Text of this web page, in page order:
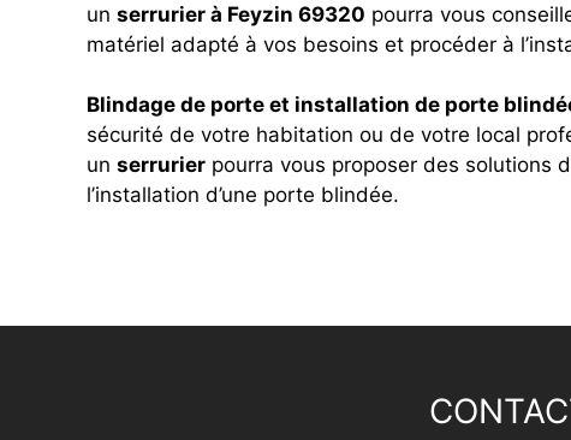
un serrurier à Feyzin 69320 pourra vous
matériel adapté à vos besoins et procéder à
Blindage de porte et installation de porte
sécurité de votre habitation ou de votre local
un serrurier pourra vous proposer des solutions
l’installation d’une porte blindée.